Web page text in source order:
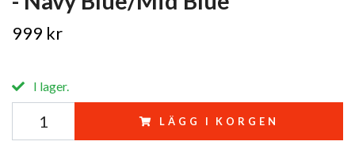
999 kr
I lager.
LÄGG I KORGEN